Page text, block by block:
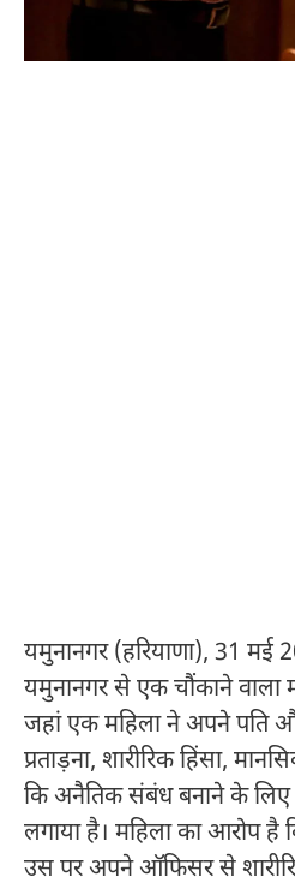
यमुनानगर (हरियाणा), 31 मई
यमुनानगर से एक चौंकाने वाला
जहां एक महिला ने अपने पति
प्रताड़ना, शारीरिक हिंसा,
कि अनैतिक संबंध बनाने के
लगाया है। महिला का आरोप है
उस पर अपने ऑफिसर से